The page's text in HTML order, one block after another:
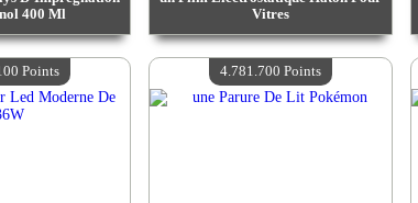
400 Ml
000 Points
:4
Vitres
Valeur :4 925 900 Points
Quantité Disponible :4
Points 4.781.700 Points